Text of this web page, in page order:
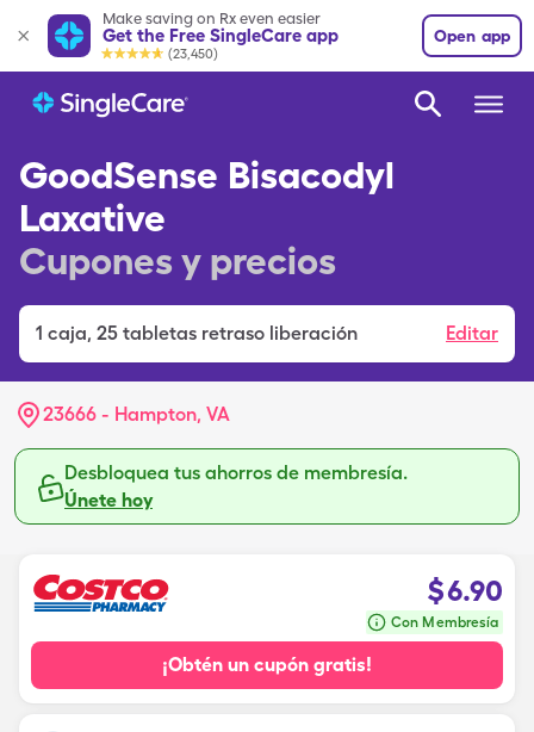
Make saving on Rx even easier
Get the Free SingleCare app
(23,450)
Open app
GoodSense Bisacodyl
Laxative
Cupones y precios
1 caja, 25 tabletas retraso liberación Editar
23666 - Hampton, VA
Desbloquea tus ahorros de membresía.
Únete hoy
$6.90
Con Membresía
¡Obtén un cupón gratis!